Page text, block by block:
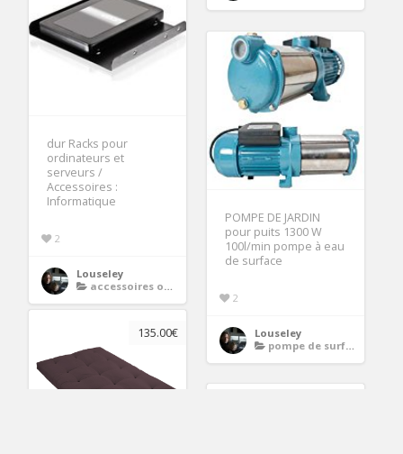
dur Racks pour
ordinateurs et
serveurs /
Accessoires :
Informatique
2
Louseley
accessoires ordinateurs
POMPE DE JARDIN
pour puits 1300 W
100l/min pompe à eau
de surface
2
Louseley
pompe de surface
135.00€